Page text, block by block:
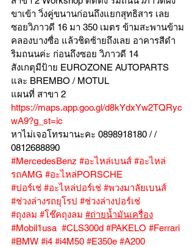
ขาเข้า วิ่งคู่ขนานก่อนถึงแยกสุทธิสาร เลย
ซอยวิภาวดี 16 มา 350 เมตร ข้ามสะพานข้าม
คลองบางซื่อ แล้วชิดซ้ายถึงเลย อาคารสีดำ
ริมถนนค่ะ ก่อนถึงซอย วิภาวดี 14
สังเกตุมีป้าย EUROZONE AUTOPARTS
และ BREMBO / MOTUL
แผนที่ สาขา 2
https://maps.app.goo.gl/d8kYdxYw2TQRyc
wA9?g_st=ic
หาไม่เจอโทรมานะคะ 0898918180 / /
0812688890
#MercedesBenz #อะไหล่เบนส์ #อะไหล่
รถAMG #อะไหล่PORSCHE
#ปอร์เช่ #อะไหล่ปอร์เช่ #พวงมาลัยเบนส์
#ช่วงล่างรถยุโรป #ช่วงล่างปอร์เช่
#ถุงลม #โช๊คถุงลม #ถ่ายน้ำมันเครื่อง
#Mobil1usa #CLS300d #PAKELO #Ferrari
#BMW #i4 #i4M50 #E350e #A200